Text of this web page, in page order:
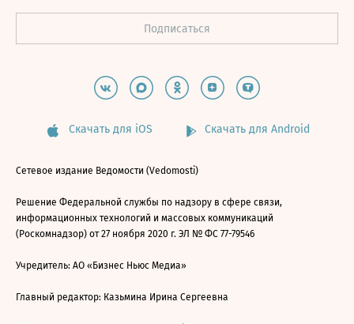
Скачать для iOS Скачать для Android
Сетевое издание Ведомости (Vedomosti)
Решение Федеральной службы по надзору в сфере связи,
информационных технологий и массовых коммуникаций
(Роскомнадзор) от 27 ноября 2020 г. ЭЛ № ФС 77-79546
Учредитель: АО «Бизнес Ньюс Медиа»
Главный редактор: Казьмина Ирина Сергеевна